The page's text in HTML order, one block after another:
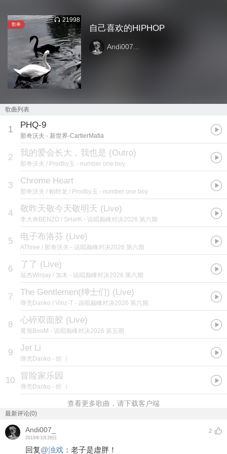
歌单
21998
自己喜欢的HIPHOP
Andi007...
歌曲列表
1 PHQ-9
那奇沃夫 - 新世界-CartierMafia
2 我的爱会长大，我也是 (Outro)
那奇沃夫 / Prodby玉 - number one boy
3 Chrome Heart
那奇沃夫 / 帕特龙 / Prodby玉 - number one boy
4 敬昨天敬今天敬明天 (Live)
李大奔BENZO / SHarK - 说唱巅峰对决2026 第六期
5 电子布洛芬 (Live)
AThree / 那奇沃夫 - 说唱巅峰对决2026 第六期
6 了了 (Live)
翁杰Winjay / 加木 - 说唱巅峰对决2026 第六期
7 The Gentlemen(绅士们) (Live)
弹壳Danko / Vinz-T - 说唱巅峰对决2026 第六期
8 心碎双面胶 (Live)
黄旭BooM - 说唱巅峰对决2026 第五期
9 Jet Li
弹壳Danko - 炬 Ⅰ
10 冒险家乐园
弹壳Danko - 炬 Ⅰ
查看更多歌曲，请下载客户端
最新评论(0)
Andi007_
2019年3月28日
2
回复@浊戏 ： 老子是虚胖！